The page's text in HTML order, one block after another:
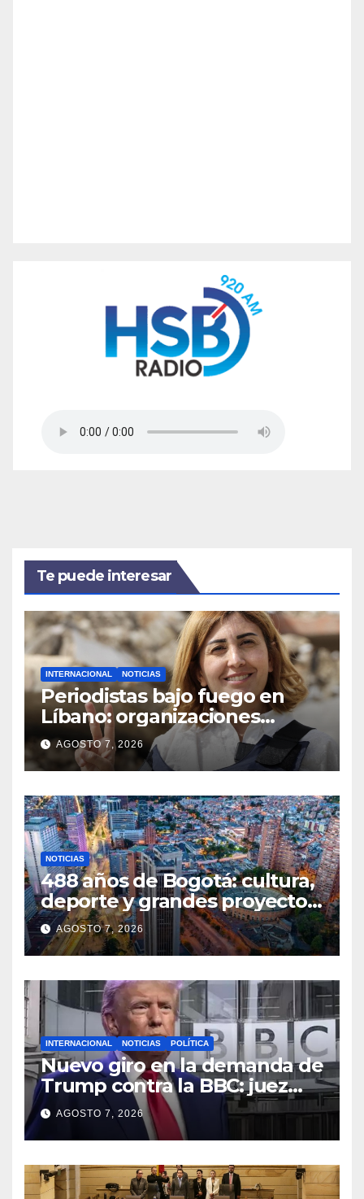
Te puede interesar
INTERNACIONAL NOTICIAS
Periodistas bajo fuego en
Líbano: organizaciones
denuncian ataques y exigen
justicia
AGOSTO 7, 2026
NOTICIAS
488 años de Bogotá: cultura,
deporte y grandes proyectos
marcan el aniversario de la
capital
AGOSTO 7, 2026
INTERNACIONAL NOTICIAS POLÍTICA
Nuevo giro en la demanda de
Trump contra la BBC: juez
congela entrega de registros
financieros
AGOSTO 7, 2026